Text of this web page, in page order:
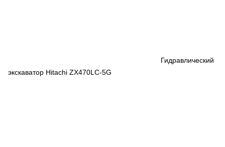
МЕРОПРИЯТИЯ
Гидравлический
экскаватор Hitachi ZX470LC-5G